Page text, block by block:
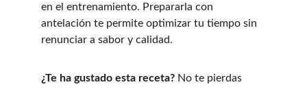
en el entrenamiento. Prepararla con
antelación te permite optimizar tu tiempo sin
renunciar a sabor y calidad.
¿Te ha gustado esta receta? No te pierdas